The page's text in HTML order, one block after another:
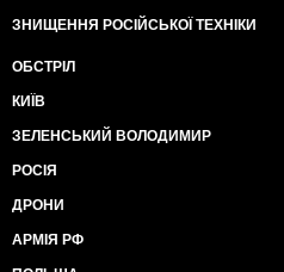
ЗНИЩЕННЯ РОСІЙСЬКОЇ ТЕХНІКИ
ОБСТРІЛ
КИЇВ
ЗЕЛЕНСЬКИЙ ВОЛОДИМИР
РОСІЯ
ДРОНИ
АРМІЯ РФ